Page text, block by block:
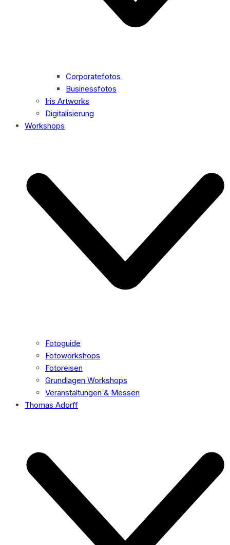
Corporatefotos
Businessfotos
Iris Artworks
Digitalisierung
Workshops
Fotoguide
Fotoworkshops
Fotoreisen
Grundlagen Workshops
Veranstaltungen & Messen
Thomas Adorff